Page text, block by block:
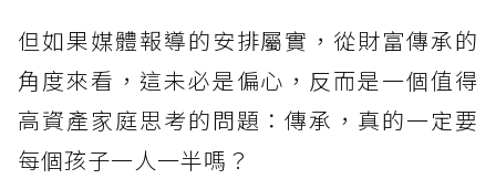
但如果媒體報導的安排屬實，從財富傳承的
角度來看，這未必是偏心，反而是一個值得
高資產家庭思考的問題：傳承，真的一定要
每個孩子一人一半嗎？